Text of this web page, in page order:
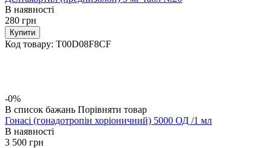
В наявності
280 грн
Купити
Код товару: T00D08F8CF
-0%
В список бажань Порівняти товар
Гонасі (гонадотропін хоріоничний) 5000 ОД /1 мл
В наявності
3 500 грн